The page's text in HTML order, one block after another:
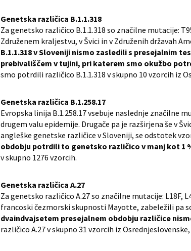
Genetska različica B.1.1.318
Za genetsko različico B.1.1.318 so značilne mutacije:
Združenem kraljestvu, v Švici in v Združenih državah
B.1.1.318 v Sloveniji nismo zasledili s presejalnim
prebivališčem v tujini, pri katerem smo okužbo
smo potrdili različico B.1.1.318 v skupno 10 vzorcih iz
Genetska različica B.1.258.17
Evropska linija B.1.258.17 vsebuje naslednje značilne
drugem valu epidemije. Drugače pa je razširjena še v
angleške genetske različice v Sloveniji, se odstotek
obdobju potrdili to genetsko različico v manj kot 1
v skupno 1276 vzorcih.
Genetska različica A.27
Za genetsko različico A.27 so značilne mutacije: L18F,
francoski čezmorski skupnosti Mayotte, zabeležili pa
dvaindvajsetem presejalnem obdobju različice
različico A.27 v skupno 31 vzorcih iz